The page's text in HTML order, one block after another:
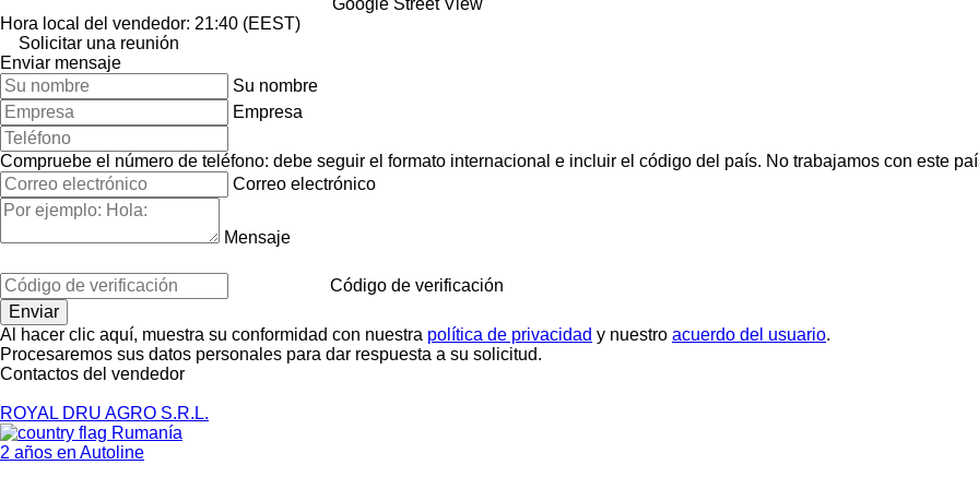
Hora local del vendedor: 21:40 (EEST)
Solicitar una reunión
Enviar mensaje
Su nombre
Empresa
Compruebe el número de teléfono: debe seguir el formato internacional e incluir el código del país. No trabajamos con este
Correo electrónico
Mensaje
Código de verificación
Al hacer clic aquí, muestra su conformidad con nuestra política de privacidad y nuestro acuerdo del usuario.
Procesaremos sus datos personales para dar respuesta a su solicitud.
Contactos del vendedor
ROYAL DRU AGRO S.R.L.
Rumanía
2 años en Autoline